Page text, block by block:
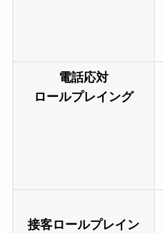
電話応対
ロールプレイング
接客ロールプレイン